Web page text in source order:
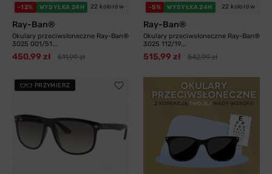
-12% WYSYŁKA 24H 22 kolorów
Ray-Ban®
Okulary przeciwsłoneczne Ray-Ban®
3025 001/51...
450,99 zł 511,99 zł
-5% WYSYŁKA 24H 22 kolorów
Ray-Ban®
Okulary przeciwsłoneczne Ray-Ban®
3025 112/19...
515,99 zł 542,99 zł
PRZYMIERZ